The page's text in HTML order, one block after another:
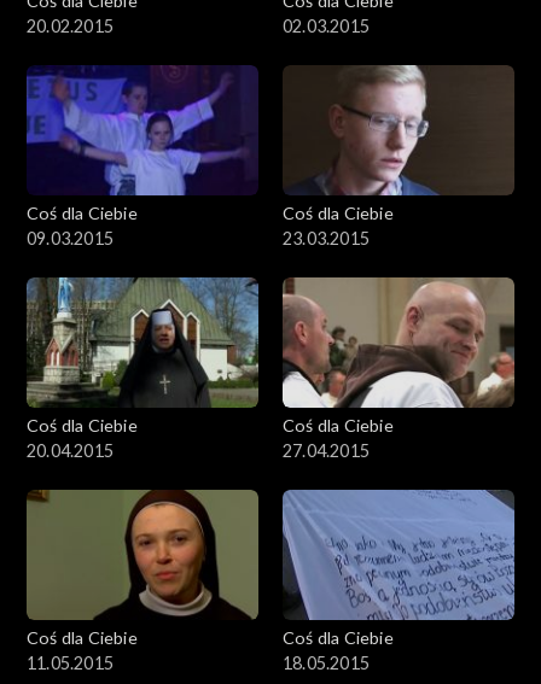
20.02.2015
02.03.2015
Coś dla Ciebie
09.03.2015
Coś dla Ciebie
23.03.2015
Coś dla Ciebie
20.04.2015
Coś dla Ciebie
27.04.2015
Coś dla Ciebie
11.05.2015
Coś dla Ciebie
18.05.2015